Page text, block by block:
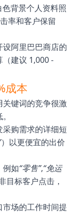
背景个人资料照
率和客户保留
阿里巴巴商店的
建议 1,000 -
成本
关键词的竞争很激
购需求的详细短
）以更便宜的出价
例如“零售”,“免运
目标客户点击，
市场的工作时间提